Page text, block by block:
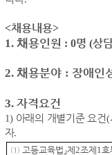
<채용내용>
1. 채용인원 : 0명 (상
2. 채용분야 : 장애인
3. 자격요건
1) 아래의 개별기준 요건(
자.
①고등교육법 」제2조제 1호